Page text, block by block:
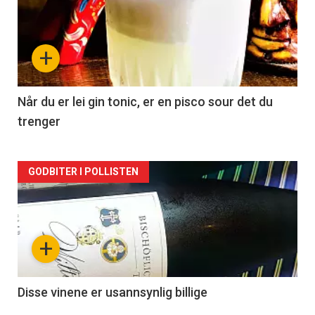
akkurat
nå
-
2
+
Når du er lei gin tonic, er en pisco sour det du
trenger
Forsiden
akkurat
nå
3
+
GODBITER I POLLISTEN
Disse vinene er usannsynlig billige